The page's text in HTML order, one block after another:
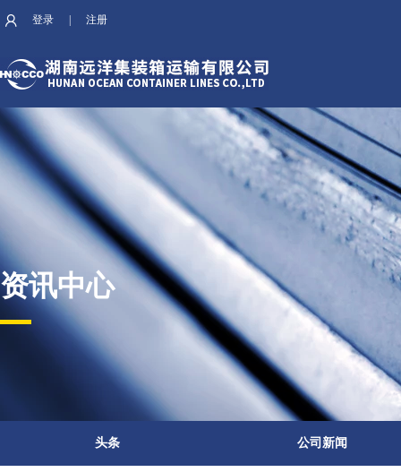
登录 注册
资讯中心
头条 公司新闻